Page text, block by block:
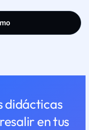
didácticas
en tus